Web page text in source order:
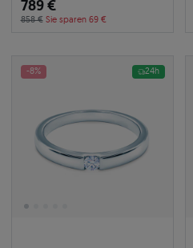
789 €
858 € Sie sparen 69 €
-8% 24h